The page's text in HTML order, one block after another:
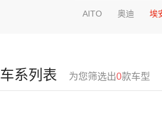
AITO 奥迪 埃
车系列表 为您筛选出0款车型